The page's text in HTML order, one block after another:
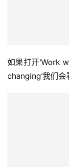
如果打开‘Work
changing’我们